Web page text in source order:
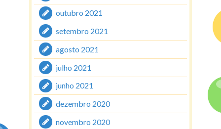
outubro 2021
setembro 2021
agosto 2021
julho 2021
junho 2021
dezembro 2020
novembro 2020